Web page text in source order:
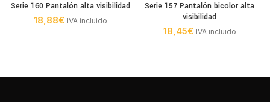
Serie 160 Pantalón alta visibilidad
18,88€ IVA incluido
Serie 157 Pantalón bicolor alta
visibilidad
18,45€ IVA incluido